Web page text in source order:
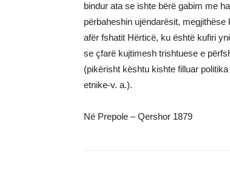
bindur ata se ishte bërë gabim me
përbaheshin ujëndarësit,
afër fshatit Hërticë, ku është kufiri
se çfarë kujtimesh trishtuese e
(pikërisht kështu kishte filluar
etnike-v. a.).
Në Prepole – Qershor 1879